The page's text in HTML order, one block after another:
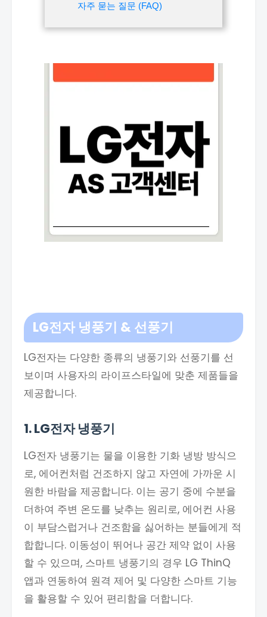
자주 묻는 질문 (FAQ)
LG전자 냉풍기 & 선풍기
LG전자는 다양한 종류의 냉풍기와 선풍기를 선
보이며 사용자의 라이프스타일에 맞춘 제품들을
제공합니다.
1. LG전자 냉풍기
LG전자 냉풍기는 물을 이용한 기화 냉방 방식으
로, 에어컨처럼 건조하지 않고 자연에 가까운 시
원한 바람을 제공합니다. 이는 공기 중에 수분을
더하여 주변 온도를 낮추는 원리로, 에어컨 사용
이 부담스럽거나 건조함을 싫어하는 분들에게 적
합합니다. 이동성이 뛰어나 공간 제약 없이 사용
할 수 있으며, 스마트 냉풍기의 경우 LG ThinQ
앱과 연동하여 원격 제어 및 다양한 스마트 기능
을 활용할 수 있어 편리함을 더합니다.